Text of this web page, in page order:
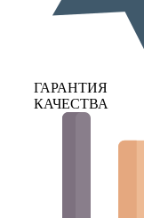
ГАРАНТИЯ
КАЧЕСТВА